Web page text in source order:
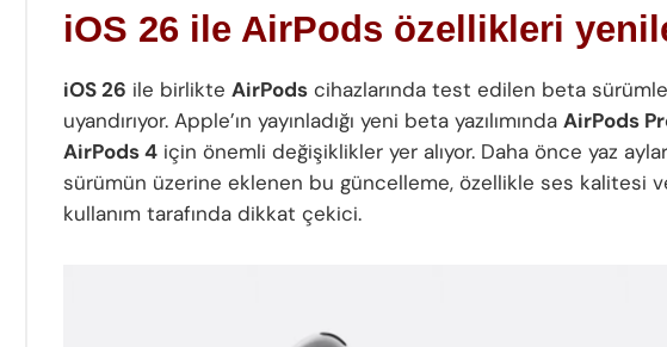
iOS 26 ile AirPods özellikleri
iOS 26 ile birlikte AirPods cihazlarında test edilen beta
uyandırıyor. Apple’ın yayınladığı yeni beta yazılımında AirPods
AirPods 4 için önemli değişiklikler yer alıyor. Daha önce yaz
sürümün üzerine eklenen bu güncelleme, özellikle ses kalitesi ve
kullanım tarafında dikkat çekici.